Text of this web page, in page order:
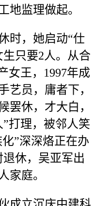
地监理做起。
，她启动“仕
只要2人。从合
女王，1997年成
艺员，庸者下，
罢休，才大白，
打理，被邻人笑
”深深烙正在办
退休，吴亚军出
家庭。